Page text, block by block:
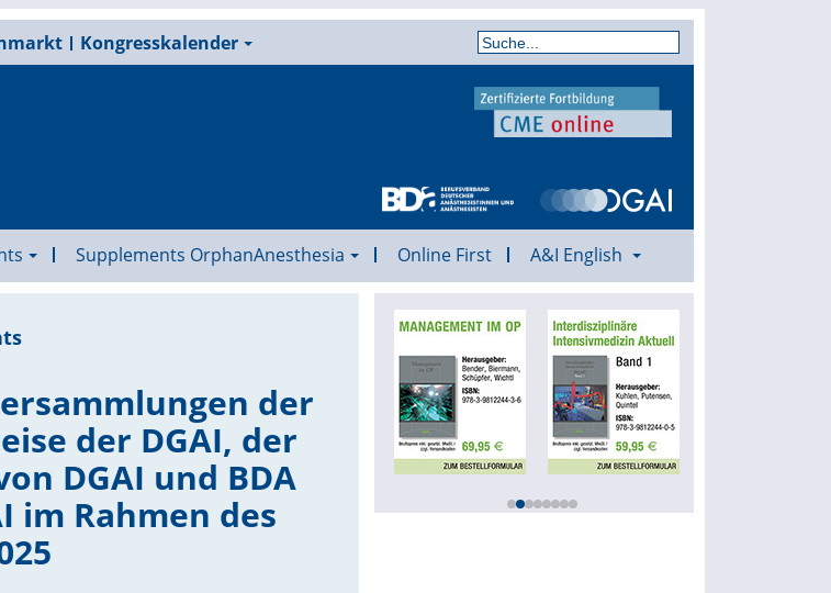
Kongresskalender
Supplements OrphanAnesthesia Online First A&I English
der
der DGAI, der
DGAI und BDA
im Rahmen des